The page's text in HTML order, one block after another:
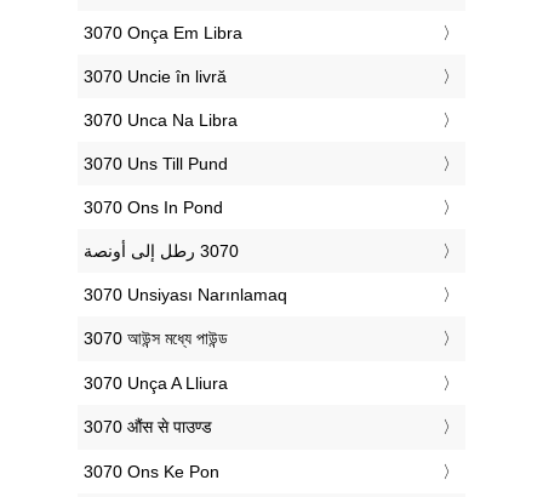
‎3070 Onça Em Libra
‎3070 Uncie în livră
‎3070 Unca Na Libra
‎3070 Uns Till Pund
‎3070 Ons In Pond
‎3070 Unsiyası Narınlamaq
‎3070 আউন্স মধ্যে পাউন্ড
‎3070 Unça A Lliura
‎3070 औंस से पाउण्ड
‎3070 Ons Ke Pon